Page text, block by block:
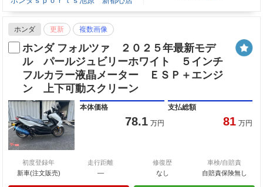
ホンダ 更新 複数画像
ホンダ フォルツァ ２０２５年最新モデ
ル パールジュビリーホワイト ５インチ
フルカラー液晶メーター ＥＳＰ＋エンジ
ン 上下可動スクリーン
本体価格
78.1 万円
支払総額
81 万円
初度登録年
新車(注文販売)
走行距離
―
修復歴
なし
車検/自賠責
自賠責保険無し